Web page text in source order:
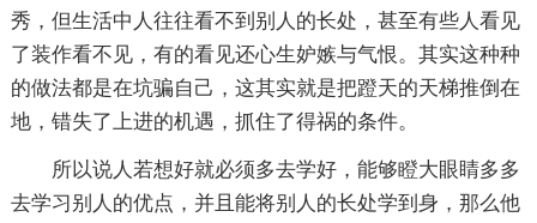
秀，但生活中人往往看不到别人的长处，甚至有些人看见
了装作看不见，有的看见还心生妒嫉与气恨。其实这种种
的做法都是在坑骗自己，这其实就是把蹬天的天梯推倒在
地，错失了上进的机遇，抓住了得祸的条件。
所以说人若想好就必须多去学好，能够瞪大眼睛多多
去学习别人的优点，并且能将别人的长处学到身，那么他